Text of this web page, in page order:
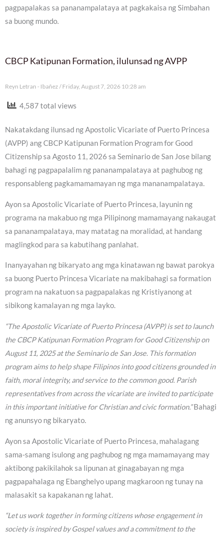
pagpapalakas sa pananampalataya at pagkakaisa ng Simbahan
sa buong mundo.
CBCP Katipunan Formation, ilulunsad ng AVPP
Reyn Letran - Ibañez Friday, August 7, 2026 10:28 am
4,587 total views
Nakatakdang ilunsad ng Apostolic Vicariate of Puerto Princesa
(AVPP) ang CBCP Katipunan Formation Program for Good
Citizenship sa Agosto 11, 2026 sa Seminario de San Jose bilang
bahagi ng pagpapalalim ng pananampalataya at paghubog ng
responsableng pagkamamamayan ng mga mananampalataya.
Ayon sa Apostolic Vicariate of Puerto Princesa, layunin ng
programa na makabuo ng mga Pilipinong mamamayang nakaugat
sa pananampalataya, may matatag na moralidad, at handang
maglingkod para sa kabutihang panlahat.
Inanyayahan ng bikaryato ang mga kinatawan ng bawat parokya
sa buong Puerto Princesa Vicariate na makibahagi sa formation
program na nakatuon sa pagpapalakas ng Kristiyanong at
sibikong kamalayan ng mga layko.
“The Apostolic Vicariate of Puerto Princesa (AVPP) is set to launch
the CBCP Katipunan Formation Program for Good Citizenship on
August 11, 2025 at the Seminario de San Jose. This formation
program aims to help shape Filipinos into good citizens grounded in
faith, moral integrity, and service to the common good. Parish
representatives from across the vicariate are invited to participate
in this important initiative for Christian and civic formation.”Bahagi
ng anunsyo ng bikaryato.
Ayon sa Apostolic Vicariate of Puerto Princesa, mahalagang
sama-samang isulong ang paghubog ng mga mamamayang may
aktibong pakikilahok sa lipunan at ginagabayan ng mga
pagpapahalaga ng Ebanghelyo upang magkaroon ng tunay na
malasakit sa kapakanan ng lahat.
“Let us work together in forming citizens whose engagement in
society is inspired by Gospel values and a commitment to the